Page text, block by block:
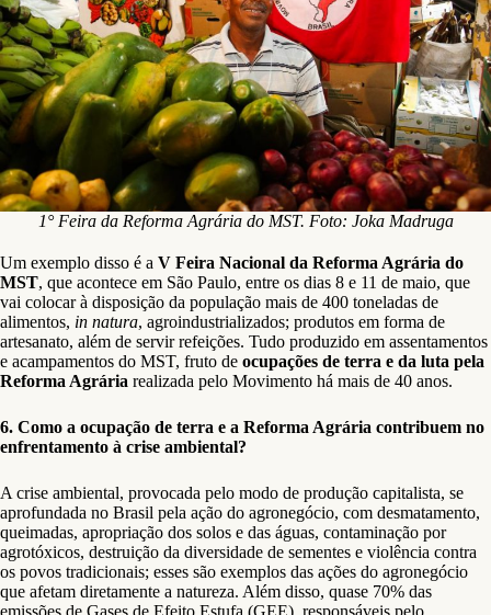
1° Feira da Reforma Agrária do MST. Foto: Joka Madruga
Um exemplo disso é a V Feira Nacional da Reforma Agrária do
MST, que acontece em São Paulo, entre os dias 8 e 11 de maio, que
vai colocar à disposição da população mais de 400 toneladas de
alimentos, in natura, agroindustrializados; produtos em forma de
artesanato, além de servir refeições. Tudo produzido em assentamentos
e acampamentos do MST, fruto de ocupações de terra e da luta pela
Reforma Agrária realizada pelo Movimento há mais de 40 anos.
6. Como a ocupação de terra e a Reforma Agrária contribuem no
enfrentamento à crise ambiental?
A crise ambiental, provocada pelo modo de produção capitalista, se
aprofundada no Brasil pela ação do agronegócio, com desmatamento,
queimadas, apropriação dos solos e das águas, contaminação por
agrotóxicos, destruição da diversidade de sementes e violência contra
os povos tradicionais; esses são exemplos das ações do agronegócio
que afetam diretamente a natureza. Além disso, quase 70% das
emissões de Gases de Efeito Estufa (GEE), responsáveis pelo